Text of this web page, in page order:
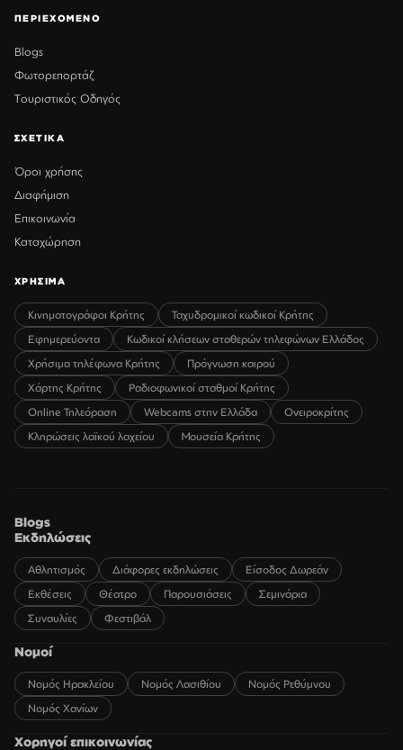
ΠΕΡΙΕΧΟΜΕΝΟ
Blogs
Φωτορεπορτάζ
Τουριστικός Οδηγός
ΣΧΕΤΙΚΑ
Όροι χρήσης
Διαφήμιση
Επικοινωνία
Καταχώρηση
ΧΡΗΣΙΜΑ
Κινηματογράφοι Κρήτης
Ταχυδρομικοί κωδικοί Κρήτης
Εφημερεύοντα
Κωδικοί κλήσεων σταθερών τηλεφώνων Ελλάδος
Χρήσιμα τηλέφωνα Κρήτης
Πρόγνωση καιρού
Χάρτης Κρήτης
Ραδιοφωνικοί σταθμοί Κρήτης
Online Τηλεόραση
Webcams στην Ελλάδα
Ονειροκρίτης
Κληρώσεις λαϊκού λαχείου
Μουσεία Κρήτης
Blogs
Εκδηλώσεις
Αθλητισμός Διάφορες εκδηλώσεις
Είσοδος Δωρεάν
Εκθέσεις
Θέατρο Παρουσιάσεις
Σεμινάρια
Συναυλίες
Φεστιβάλ
Νομοί
Νομός Ηρακλείου Νομός Λασιθίου
Νομός Ρεθύμνου
Νομός Χανίων
Χορηγοί επικοινωνίας